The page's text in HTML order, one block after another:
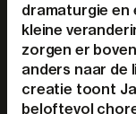
dramaturgie
kleine
zorgen er
anders naar de
creatie toont
beloftevol